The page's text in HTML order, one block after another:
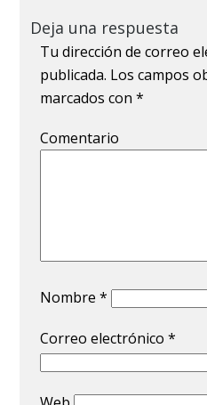
Deja una respuesta
Tu dirección de correo
publicada. Los campos
marcados con*
Comentario
Nombre*
Correo electrónico*